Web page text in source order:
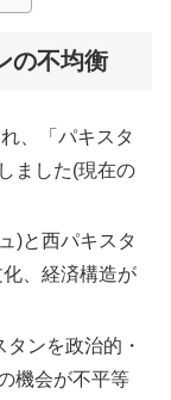
の不均衡
、「パキスタ
ました(現在の
)と西パキスタ
、経済構造が
ンを政治的・
機会が不平等